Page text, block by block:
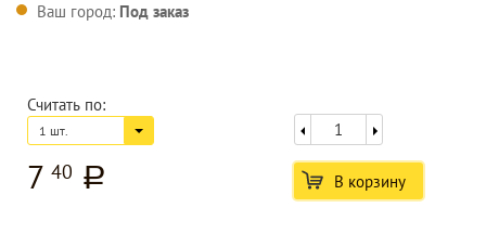
Ваш город: Под заказ
Считать по:
1 шт.
7 40 a В корзину